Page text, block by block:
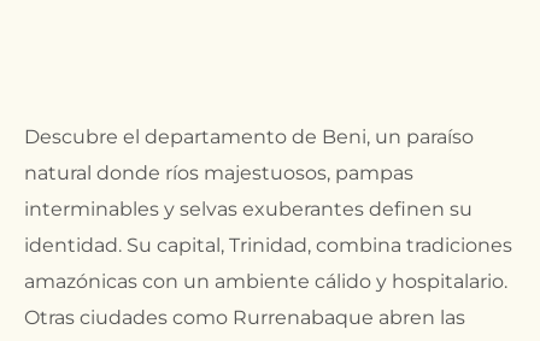
Descubre el departamento de Beni, un paraíso
natural donde ríos majestuosos, pampas
interminables y selvas exuberantes definen su
identidad. Su capital, Trinidad, combina tradiciones
amazónicas con un ambiente cálido y hospitalario.
Otras ciudades como Rurrenabaque abren las